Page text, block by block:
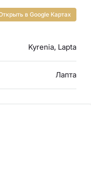
в Google Картах
Kyrenia, Lapta
Лапта